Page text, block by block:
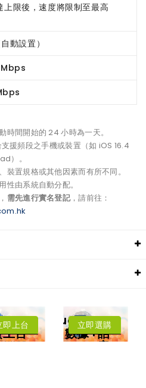
上限後，速度將限制至最高
動設置）
時間開始的 24 小時為一天。
援頻段之手機或裝置（如 iOS 16.4
）。
裝置規格或其他因素而有所不同。
性由系統自動分配。
需先進行實名登記，請前往：
上台
HK$8
即上台 LuckySIM
數據+話
音
立即選購